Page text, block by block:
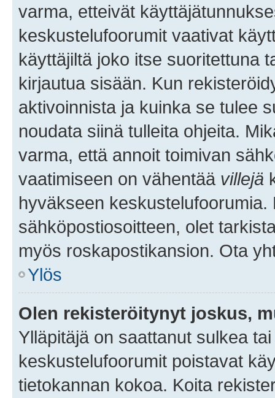
varma, etteivät
keskustelufoorumit vaativat
käyttäjiltä joko itse suoritettuna
kirjautua sisään. Kun
aktivoinnista ja kuinka se tulee
noudata siinä tulleita ohjeita.
varma, että annoit toimivan
vaatimiseen on vähentää villejä
hyväkseen
sähköpostiosoitteen, olet
myös roskapostikansion. Ota
Ylös
Olen rekisteröitynyt joskus,
Ylläpitäjä on saattanut sulkea
keskustelufoorumit poistavat
tietokannan kokoa. Koita